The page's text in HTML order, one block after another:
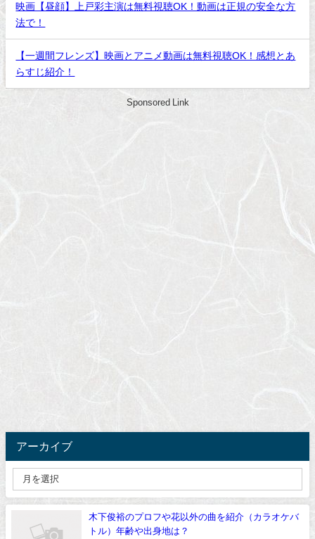
映画【昼顔】上戸彩主演は無料視聴OK！動画は正規の安全な方
法で！
【一週間フレンズ】映画とアニメ動画は無料視聴OK！感想とあ
らすじ紹介！
Sponsored Link
アーカイブ
木下俊裕のプロフや花以外の曲を紹介（カラオケバ
トル）年齢や出身地は？